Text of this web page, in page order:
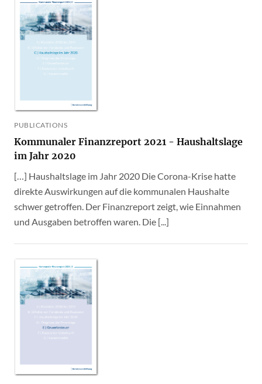
PUBLICATIONS
Kommunaler Finanzreport 2021 - Haushaltslage
im Jahr 2020
[…] Haushaltslage im Jahr 2020 Die Corona-Krise hatte
direkte Auswirkungen auf die kommunalen Haushalte
schwer getroffen. Der Finanzreport zeigt, wie Einnahmen
und Ausgaben betroffen waren. Die [...]